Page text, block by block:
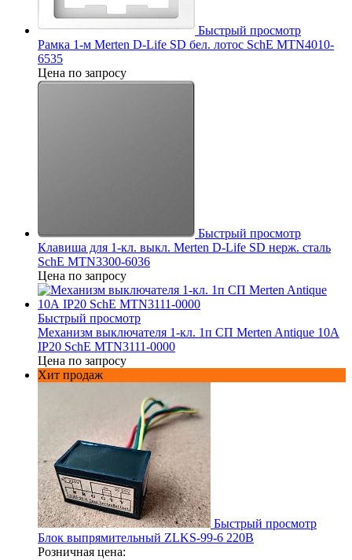
Быстрый просмотр
Рамка 1-м Merten D-Life SD бел. лотос SchE MTN4010-
6535
Цена по запросу
Быстрый просмотр
Клавиша для 1-кл. выкл. Merten D-Life SD нерж. сталь
SchE MTN3300-6036
Цена по запросу
Быстрый просмотр
Механизм выключателя 1-кл. 1п СП Merten Antique 10А
IP20 SchE MTN3111-0000
Цена по запросу
Хит продаж
Быстрый просмотр
Блок выпрямительный ZLKS-99-6 220В
Розничная цена: